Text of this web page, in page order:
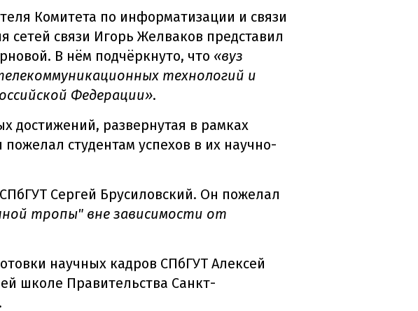
Комитета по информатизации и связи
сетей связи Игорь Желваков представил
В нём подчёркнуто, что «вуз
технологий и
Федерации».
достижений, развернутая в рамках
студентам успехов в их научно-
Сергей Брусиловский. Он пожелал
тропы" вне зависимости от
научных кадров СПбГУТ Алексей
школе Правительства Санкт-